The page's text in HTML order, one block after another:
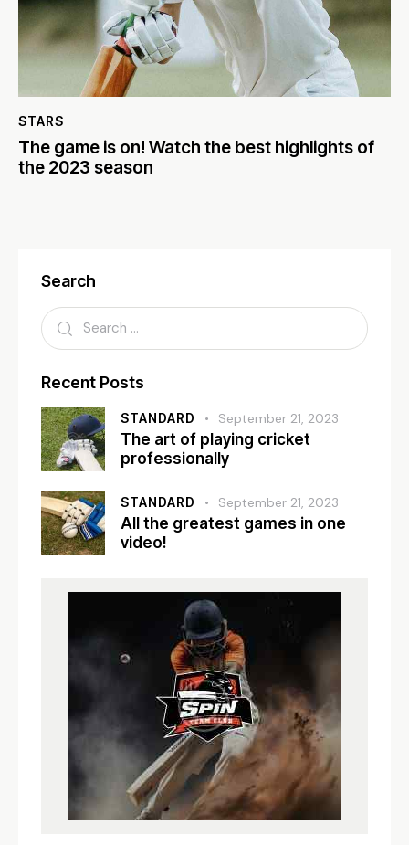
STARS
The game is on! Watch the best highlights of
the 2023 season
Search
Recent Posts
STANDARD September 21, 2023
The art of playing cricket
professionally
STANDARD September 21, 2023
All the greatest games in one
video!